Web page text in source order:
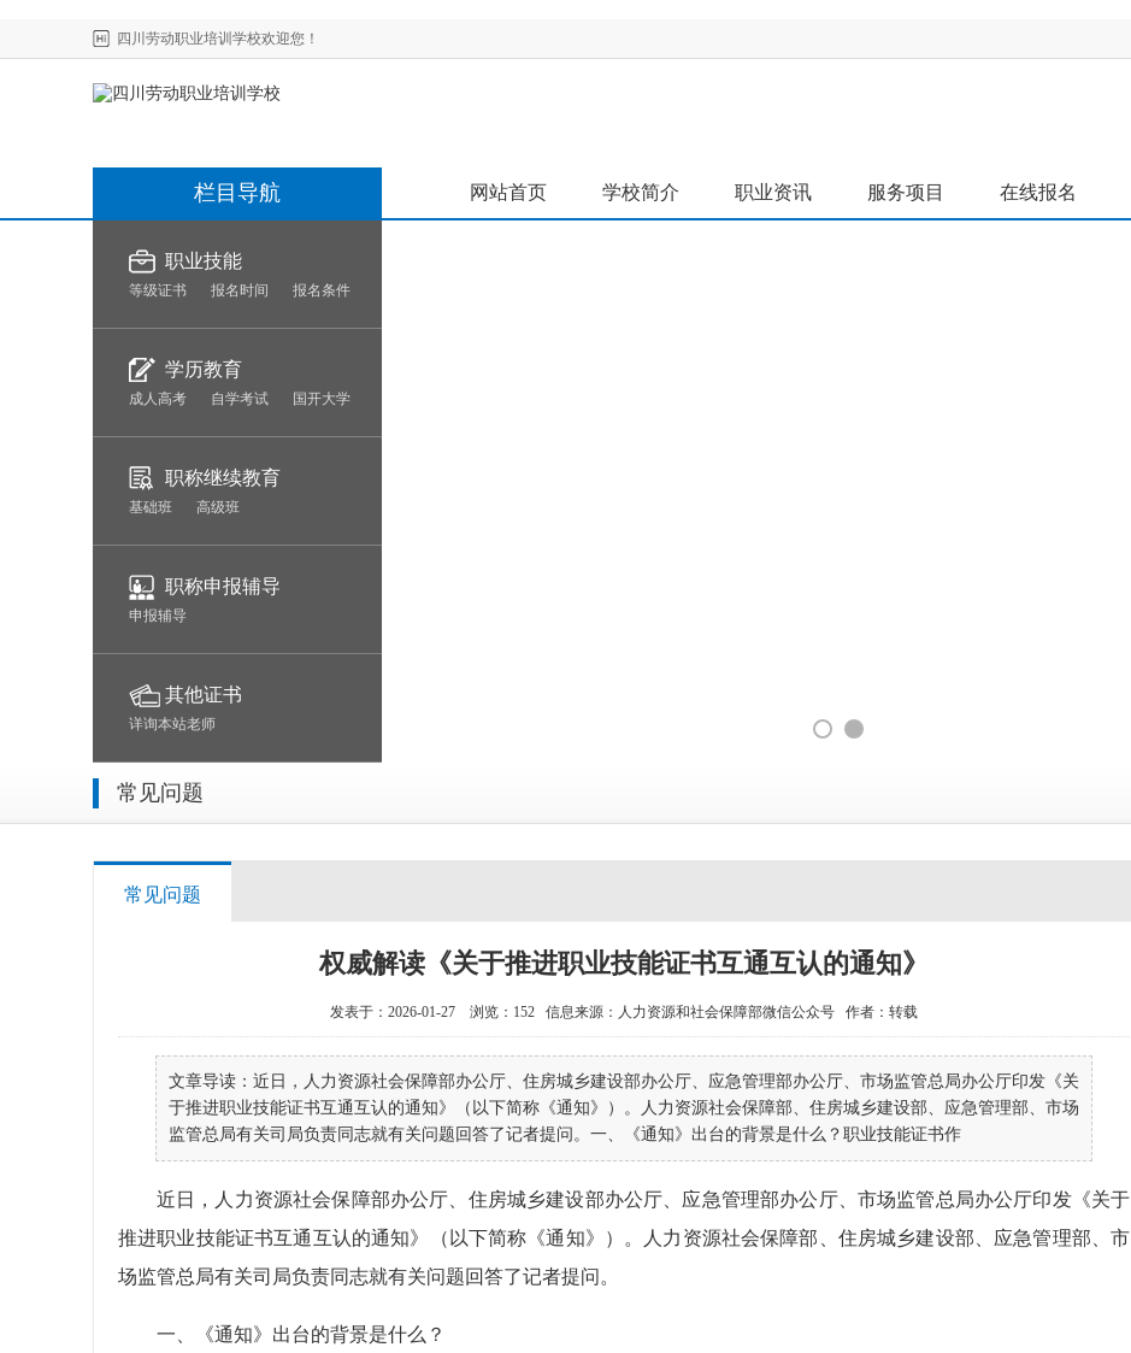
四川劳动职业培训学校欢迎您！
栏目导航 网站首页 学校简介 职业资讯 服务项目 在线报名
职业技能
等级证书 报名时间 报名条件
学历教育
成人高考 自学考试 国开大学
职称继续教育
基础班 高级班
职称申报辅导
申报辅导
其他证书
详询本站老师
常见问题
常见问题
权威解读《关于推进职业技能证书互通互认的通知》
发表于：2026-01-27 浏览：152 信息来源：人力资源和社会保障部微信公众号 作者：转载
文章导读：近日，人力资源社会保障部办公厅、住房城乡建设部办公厅、应急管理部办公厅、市场监管总局办公厅印发《关
于推进职业技能证书互通互认的通知》（以下简称《通知》）。人力资源社会保障部、住房城乡建设部、应急管理部、市场
监管总局有关司局负责同志就有关问题回答了记者提问。一、《通知》出台的背景是什么？职业技能证书作
近日，人力资源社会保障部办公厅、住房城乡建设部办公厅、应急管理部办公厅、市场监管总局办公厅印发《关于
推进职业技能证书互通互认的通知》（以下简称《通知》）。人力资源社会保障部、住房城乡建设部、应急管理部、市
场监管总局有关司局负责同志就有关问题回答了记者提问。
一、《通知》出台的背景是什么？